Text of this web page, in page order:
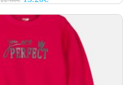
price
22.00€.
price
13.20€.